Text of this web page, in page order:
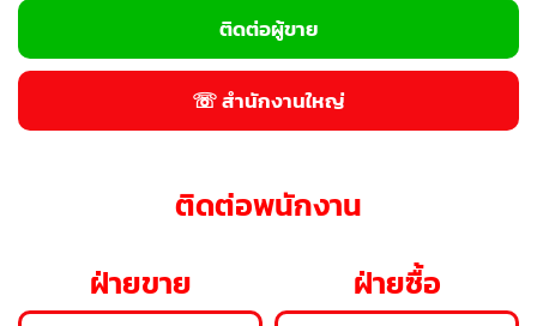
ติดต่อผู้ขาย
☏ สำนักงานใหญ่
ติดต่อพนักงาน
ฝ่ายขาย
ฝ่ายซื้อ